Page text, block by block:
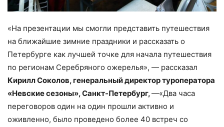
«На презентации мы смогли представить путешествия
на ближайшие зимние праздники и рассказать о
Петербурге как лучшей точке для начала путешествия
по регионам Серебряного ожерелья», — рассказал
Кирилл Соколов, генеральный директор туроператора
«Невские сезоны», Санкт-Петербург,—«Два часа
переговоров один на один прошли активно и
оживленно, было проведено более 40 встреч со